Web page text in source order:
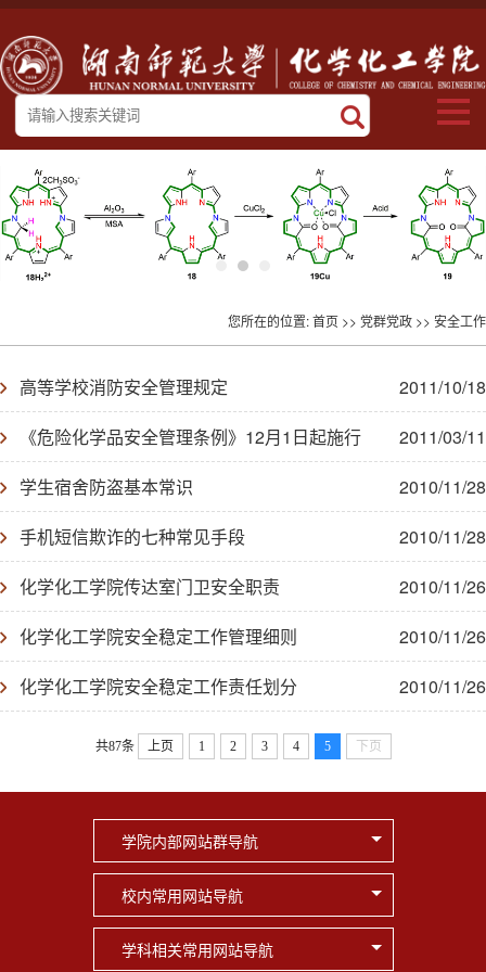
您所在的位置:首页 >> 党群党政 >> 安全工作
2011/10/18
高等学校消防安全管理规定
2011/03/11
《危险化学品安全管理条例》12月1日起施行
2010/11/28
学生宿舍防盗基本常识
2010/11/28
手机短信欺诈的七种常见手段
2010/11/26
化学化工学院传达室门卫安全职责
2010/11/26
化学化工学院安全稳定工作管理细则
2010/11/26
化学化工学院安全稳定工作责任划分
共87条 上页 1 2 3 4 5 下页
学院内部网站群导航
校内常用网站导航
学科相关常用网站导航